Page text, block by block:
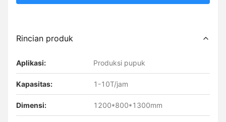
Rincian produk
Aplikasi: Produksi pupuk
Kapasitas: 1-10T/jam
Dimensi: 1200*800*1300mm